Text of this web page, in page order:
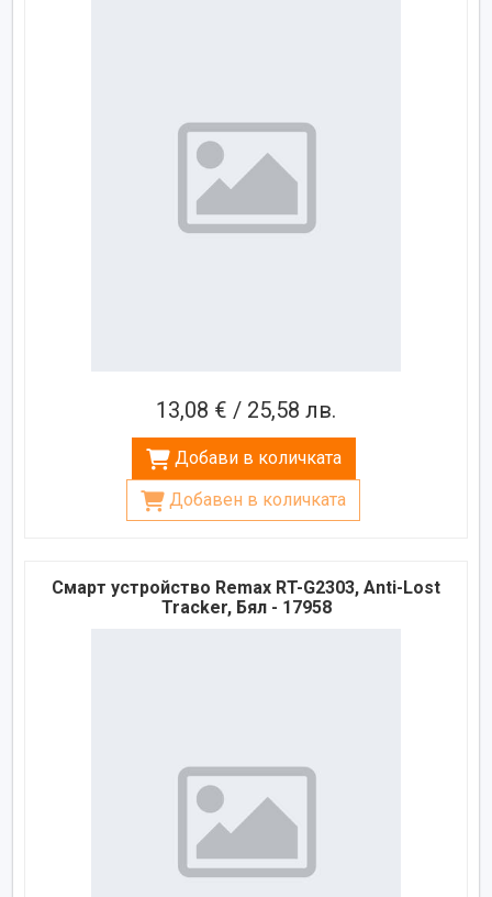
13,08 € / 25,58 лв.
Добави в количката
Добавен в количката
Смарт устройство Remax RT-G2303, Anti-Lost
Tracker, Бял - 17958